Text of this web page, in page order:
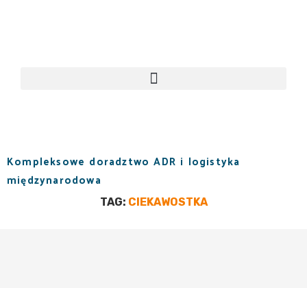
Kompleksowe doradztwo ADR i logistyka
międzynarodowa
TAG: CIEKAWOSTKA